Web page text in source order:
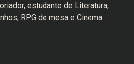
estudante de Literatura,
RPG de mesa e Cinema